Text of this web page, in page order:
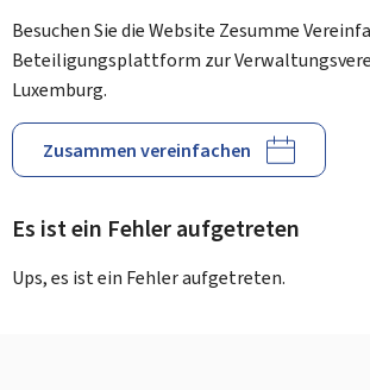
Besuchen Sie die Website Zesumme
Beteiligungsplattform zur
Luxemburg.
Zusammen vereinfachen
Es ist ein Fehler aufgetreten
Ups, es ist ein Fehler aufgetreten.